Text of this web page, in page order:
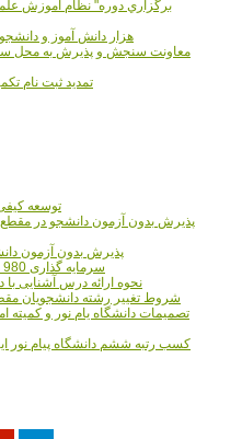
برگزاري دوره" نظام آموزش
40 هزار دانش آموز و
معاونت سنجش و پذيرش به محل
تمديد ثبت نام
توسعه
پذیرش بدون آزمون دانشجو در مقطع
پذیرش بدون آزمون
سرمایه گذاری 980 میلیارد تومانی دانشگاه پیام نور
نحوه ارائه درس آشنایی با
شروط تغییر رشته دانشجویان
تصمیمات دانشگاه یام نور و کمیته
کسب رتبه ششم دانشگاه پیام نور